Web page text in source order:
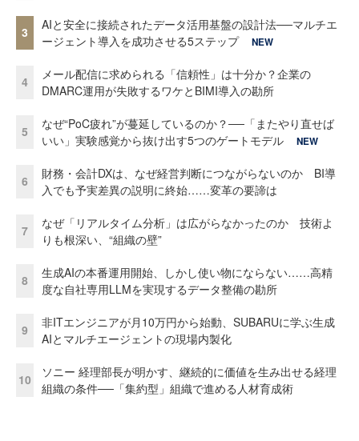
3
AIと安全に接続されたデータ活用基盤の設計法──マルチエ
ージェント導入を成功させる5ステップ
NEW
4
メール配信に求められる「信頼性」は十分か？企業の
DMARC運用が失敗するワケとBIMI導入の勘所
5
なぜ“PoC疲れ”が蔓延しているのか？──「またやり直せば
いい」実験感覚から抜け出す5つのゲートモデル
NEW
6
財務・会計DXは、なぜ経営判断につながらないのか BI導
入でも予実差異の説明に終始……変革の要諦は
7
なぜ「リアルタイム分析」は広がらなかったのか 技術よ
りも根深い、“組織の壁”
8
生成AIの本番運用開始、しかし使い物にならない……高精
度な自社専用LLMを実現するデータ整備の勘所
9
非ITエンジニアが月10万円から始動、SUBARUに学ぶ生成
AIとマルチエージェントの現場内製化
10
ソニー 経理部長が明かす、継続的に価値を生み出せる経理
組織の条件──「集約型」組織で進める人材育成術